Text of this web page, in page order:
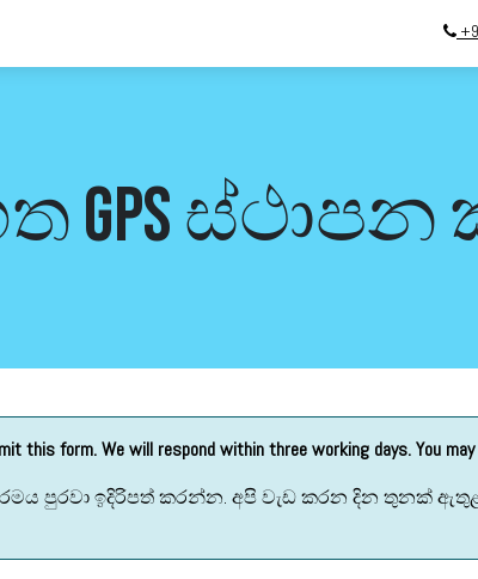
GPS
this form. We will respond within three working days. You
පුරවා ඉදිරිපත් කරන්න. අපි වැඩ කරන දින තුනක්